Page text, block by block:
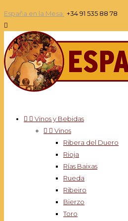
España en la Mesa: +34 91 535 88 78

  Vinos y Bebidas
  Vinos
Ribera del Duero
Rioja
Rías Baixas
Rueda
Ribeiro
Bierzo
Toro